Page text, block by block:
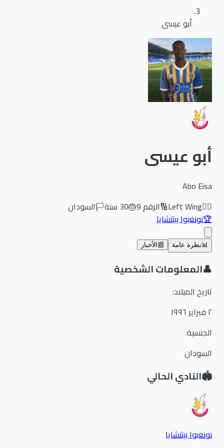
أبو عيسى
أبو عيسى
Abo Eisa
Left Wing
🔢الرقم9
🎂
30سنة🏳️السودان
نونغبوا بيتتشايا
نظرة عامة 📰 الأخبار
المعلومات الشخصية
تاريخ الميلاد:
الجنسية:
السودان
النادي الحالي
نونغبوا بيتتشايا